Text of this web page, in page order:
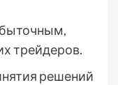
трейдеров.
решений